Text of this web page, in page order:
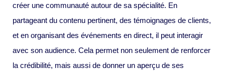
créer une communauté autour de sa spécialité. En
partageant du contenu pertinent, des témoignages de clients,
et en organisant des événements en direct, il peut interagir
avec son audience. Cela permet non seulement de renforcer
la crédibilité, mais aussi de donner un aperçu de ses